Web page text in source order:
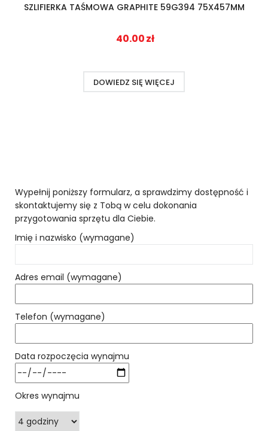
SZLIFIERKA TAŚMOWA GRAPHITE 59G394 75X457MM
40.00zł
DOWIEDZ SIĘ WIĘCEJ
Wypełnij poniższy formularz, a sprawdzimy dostępność i
skontaktujemy się z Tobą w celu dokonania
przygotowania sprzętu dla Ciebie.
Imię i nazwisko (wymagane)
Adres email (wymagane)
Telefon (wymagane)
Data rozpoczęcia wynajmu
Okres wynajmu